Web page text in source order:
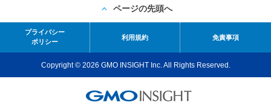
ページの先頭へ
プライバシー
ポリシー
利用規約 免責事項
Copyright © 2026 GMO INSIGHT Inc. All Rights Reserved.